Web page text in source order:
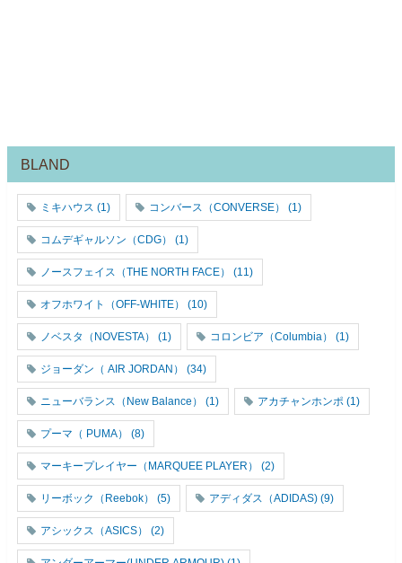
BLAND
ミキハウス (1) コンバース（CONVERSE） (1)
コムデギャルソン（CDG） (1)
ノースフェイス（THE NORTH FACE） (11)
オフホワイト（OFF-WHITE） (10)
ノベスタ（NOVESTA） (1) コロンビア（Columbia） (1)
ジョーダン（ AIR JORDAN） (34)
ニューバランス（New Balance） (1) アカチャンホンポ (1)
プーマ（ PUMA） (8)
マーキープレイヤー（MARQUEE PLAYER） (2)
リーボック（Reebok） (5) アディダス（ADIDAS) (9)
アシックス（ASICS） (2)